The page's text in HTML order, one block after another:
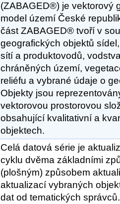
(ZABAGED®) je vektorový
model území České
část ZABAGED® tvoří v
geografických objektů
sítí a produktovodů,
chráněných území,
reliéfu a vybrané údaje o
Objekty jsou
vektorovou prostorovou
obsahující kvalitativní a
objektech.
Celá datová série je
cyklu dvěma základními
(plošným) způsobem
aktualizací vybraných
dat od tematických